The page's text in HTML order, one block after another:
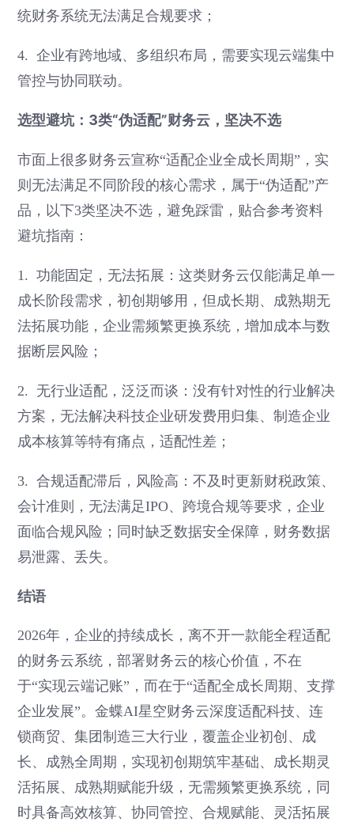
统财务系统无法满足合规要求；
4. 企业有跨地域、多组织布局，需要实现云端集中
管控与协同联动。
选型避坑：3类“伪适配”财务云，坚决不选
市面上很多财务云宣称“适配企业全成长周期”，实
则无法满足不同阶段的核心需求，属于“伪适配”产
品，以下3类坚决不选，避免踩雷，贴合参考资料
避坑指南：
1. 功能固定，无法拓展：这类财务云仅能满足单一
成长阶段需求，初创期够用，但成长期、成熟期无
法拓展功能，企业需频繁更换系统，增加成本与数
据断层风险；
2. 无行业适配，泛泛而谈：没有针对性的行业解决
方案，无法解决科技企业研发费用归集、制造企业
成本核算等特有痛点，适配性差；
3. 合规适配滞后，风险高：不及时更新财税政策、
会计准则，无法满足IPO、跨境合规等要求，企业
面临合规风险；同时缺乏数据安全保障，财务数据
易泄露、丢失。
结语
2026年，企业的持续成长，离不开一款能全程适配
的财务云系统，部署财务云的核心价值，不在
于“实现云端记账”，而在于“适配全成长周期、支撑
企业发展”。金蝶AI星空财务云深度适配科技、连
锁商贸、集团制造三大行业，覆盖企业初创、成
长、成熟全周期，实现初创期筑牢基础、成长期灵
活拓展、成熟期赋能升级，无需频繁更换系统，同
时具备高效核算、协同管控、合规赋能、灵活拓展